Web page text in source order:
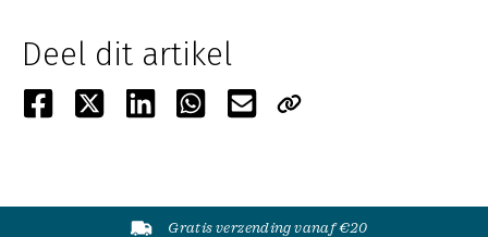
Deel dit artikel
Gratis verzending vanaf €20